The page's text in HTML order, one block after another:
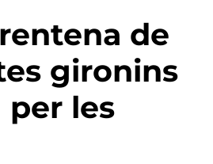
de
gironins
les